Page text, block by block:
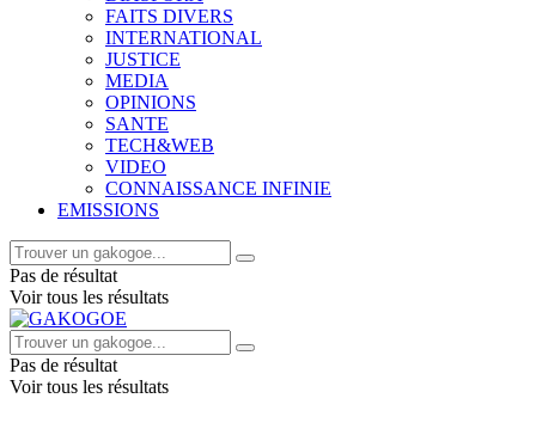
FAITS DIVERS
INTERNATIONAL
JUSTICE
MEDIA
OPINIONS
SANTE
TECH&WEB
VIDEO
CONNAISSANCE INFINIE
EMISSIONS
Pas de résultat
Voir tous les résultats
Pas de résultat
Voir tous les résultats